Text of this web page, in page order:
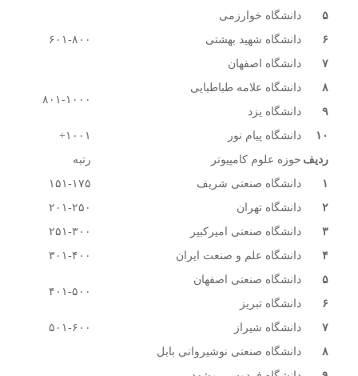
۵
دانشگاه خوارزمی
۶۰۱-۸۰۰
۶
دانشگاه شهید بهشتی
۷
دانشگاه اصفهان
۸
دانشگاه علامه طباطبایی
۸۰۱-۱۰۰۰
۹
دانشگاه یزد
۱۰
دانشگاه پیام نور
۱۰۰۱+
ردیف حوزه علوم کامپیوتر
رتبه
۱
دانشگاه صنعتی شریف
۱۵۱-۱۷۵
۲
دانشگاه تهران
۲۰۱-۲۵۰
۳
دانشگاه صنعتی امیرکبیر
۲۵۱-۳۰۰
۴
دانشگاه علم و صنعت ایران
۳۰۱-۴۰۰
۵
دانشگاه صنعتی اصفهان
۴۰۱-۵۰۰
۶
دانشگاه تبریز
۷
دانشگاه شیراز
۵۰۱-۶۰۰
۸
دانشگاه صنعتی نوشیروانی بابل